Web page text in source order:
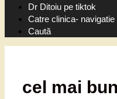
Dr Ditoiu pe tiktok
Catre clinica-
Caută
cel mai